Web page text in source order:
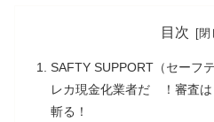
目次
SAFTY SUPPORT（セーフ
レカ現金化業者だ ！審査
斬る！